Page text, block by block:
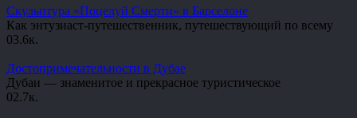
Скульптура «Поцелуй Смерти» в Барселоне
Как энтузиаст-путешественник, путешествующий по всему
03.6к.
Достопримечательности в Дубае
Дубаи — знаменитое и прекрасное туристическое
02.7к.